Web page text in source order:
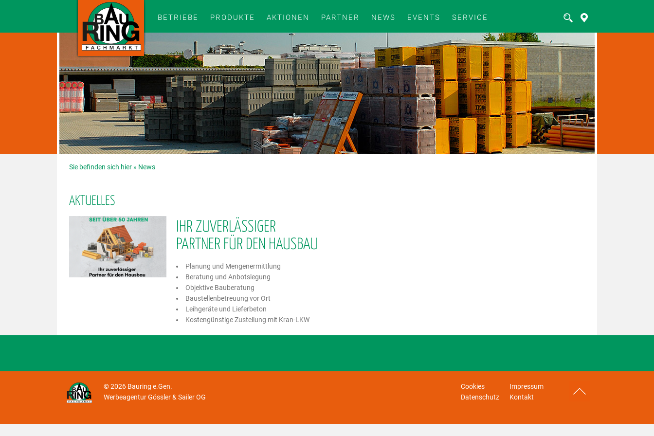
BETRIEBE PRODUKTE AKTIONEN PARTNER NEWS EVENTS SERVICE
Sie befinden sich hier » News
AKTUELLES
IHR ZUVERLÄSSIGER
PARTNER FÜR DEN HAUSBAU
Planung und Mengenermittlung
Beratung und Anbotslegung
Objektive Bauberatung
Baustellenbetreuung vor Ort
Leihgeräte und Lieferbeton
Kostengünstige Zustellung mit Kran-LKW
© 2026 Bauring e.Gen.
Werbeagentur Gössler & Sailer OG
Impressum
Kontakt
Cookies
Datenschutz